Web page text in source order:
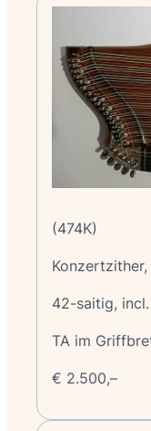
(474K)
42-saitig,
TA im
€ 2.500,–